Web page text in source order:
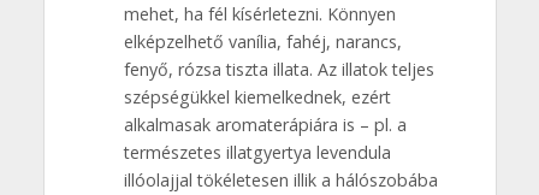
mehet, ha fél kísérletezni. Könnyen
elképzelhető vanília, fahéj, narancs,
fenyő, rózsa tiszta illata. Az illatok teljes
szépségükkel kiemelkednek, ezért
alkalmasak aromaterápiára is – pl. a
természetes illatgyertya levendula
illóolajjal tökéletesen illik a hálószobába